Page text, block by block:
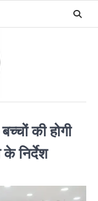
की होगी
निर्देश